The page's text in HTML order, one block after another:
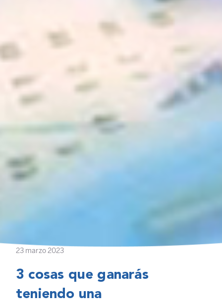
23 marzo 2023
3 cosas que ganarás
teniendo una